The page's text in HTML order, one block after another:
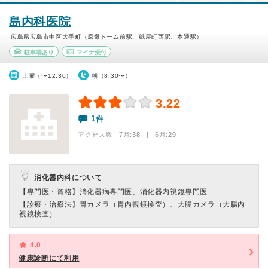
島内科医院
広島県広島市中区大手町（原爆ドーム前駅、紙屋町西駅、本通駅）
駐車場あり マイナ受付
土曜（〜12:30） 朝（8:30〜）
3.22
1件
アクセス数 7月:38 | 6月:29
消化器内科について
【専門医・資格】 消化器病専門医、消化器内視鏡専門医
【診療・治療法】 胃カメラ（胃内視鏡検査）、大腸カメラ（大腸内
視鏡検査）
4.0
健康診断にて利用